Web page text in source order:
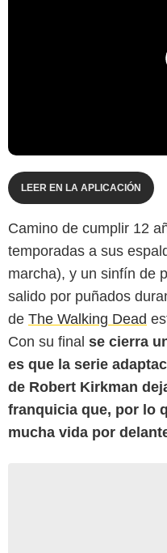
LEER EN LA APLICACIÓN
Camino de cumplir 12
temporadas a sus
marcha), y un sinfín de
salido por puñados
de The Walking Dead
Con su final se cierra
es que la serie
de Robert Kirkman
franquicia que, por lo
mucha vida por